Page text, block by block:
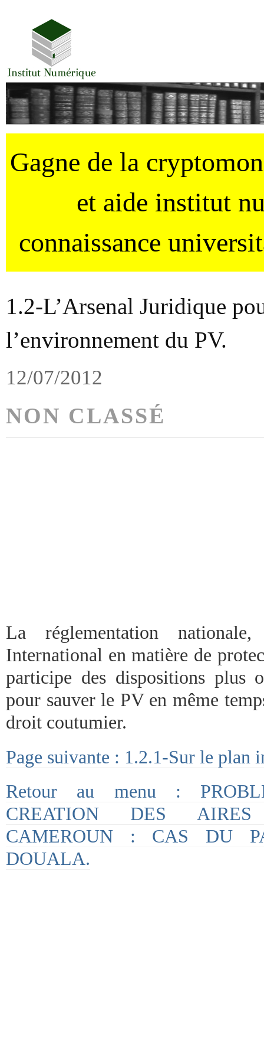
Gagne de la
et aide institut
connaissance
1.2-L’Arsenal Juridique
l’environnement du PV.
12/07/2012
NON CLASSÉ
La réglementation
International en matière de
participe des dispositions plus
pour sauver le PV en même
droit coutumier.
Page suivante : 1.2.1-Sur le plan
Retour au menu :
CREATION DES
CAMEROUN : CAS DU
DOUALA.